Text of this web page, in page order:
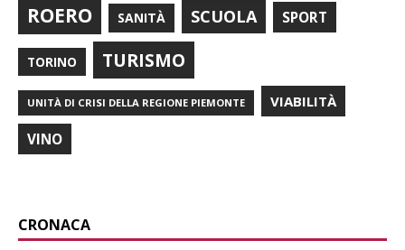
ROERO SANITÀ SCUOLA SPORT
TORINO TURISMO
UNITÀ DI CRISI DELLA REGIONE PIEMONTE VIABILITÀ
VINO
CRONACA